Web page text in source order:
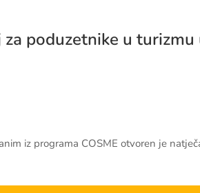
poduzetnike u turizmu
iz programa COSME otvoren je